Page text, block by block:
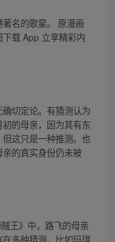
名的歌星。 原漫画
下载 App 立享精彩内
切定论。有猜测认为
的母亲，因为其有东
这只是一种推测。也
的真实身份仍未被
王》中，路飞的母亲
多种猜测，比如玛琪